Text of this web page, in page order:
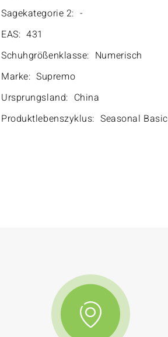
Sagekategorie 2: -
EAS: 431
Schuhgrößenklasse: Numerisch
Marke: Supremo
Ursprungsland: China
Produktlebenszyklus: Seasonal Basic